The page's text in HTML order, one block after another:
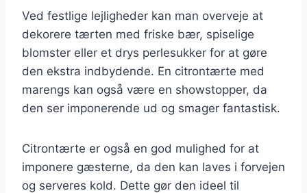
Ved festlige lejligheder kan man overveje at
dekorere tærten med friske bær, spiselige
blomster eller et drys perlesukker for at gøre
den ekstra indbydende. En citrontærte med
marengs kan også være en showstopper, da
den ser imponerende ud og smager fantastisk.
Citrontærte er også en god mulighed for at
imponere gæsterne, da den kan laves i forvejen
og serveres kold. Dette gør den ideel til